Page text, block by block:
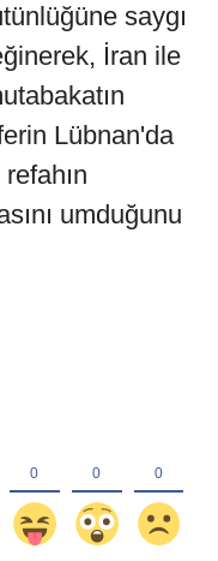
saygı
İran ile
Lübnan'da
umduğunu